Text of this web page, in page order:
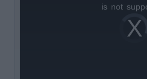
Video
Player
loading.
is not